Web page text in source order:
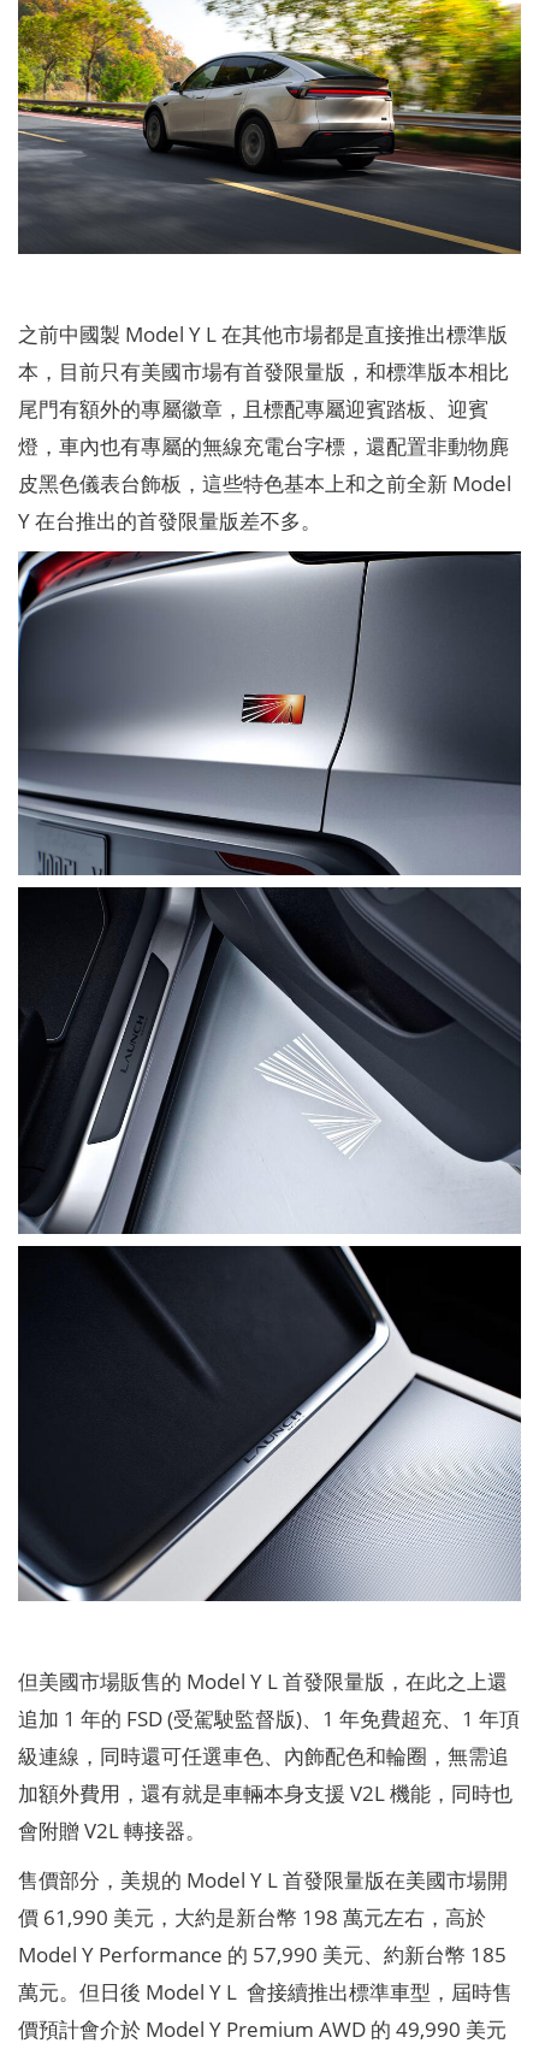
之前中國製 Model Y L 在其他市場都是直接推出標準版
本，目前只有美國市場有首發限量版，和標準版本相比
尾門有額外的專屬徽章，且標配專屬迎賓踏板、迎賓
燈，車內也有專屬的無線充電台字標，還配置非動物麂
皮黑色儀表台飾板，這些特色基本上和之前全新 Model
Y 在台推出的首發限量版差不多。
但美國市場販售的 Model Y L 首發限量版，在此之上還
追加 1 年的 FSD (受駕駛監督版)、1 年免費超充、1 年頂
級連線，同時還可任選車色、內飾配色和輪圈，無需追
加額外費用，還有就是車輛本身支援 V2L 機能，同時也
會附贈 V2L 轉接器。
售價部分，美規的 Model Y L 首發限量版在美國市場開
價 61,990 美元，大約是新台幣 198 萬元左右，高於
Model Y Performance 的 57,990 美元、約新台幣 185
萬元。但日後 Model Y L 會接續推出標準車型，屆時售
價預計會介於 Model Y Premium AWD 的 49,990 美元